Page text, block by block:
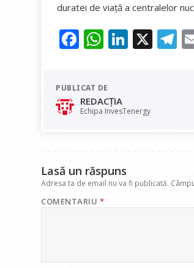
duratei de viaţă a centralelor
F
e
b
o
W
at
s
A
Li
dI
X T
PUBLICAT DE
REDACȚIA
Echipa InvesTenergy
Lasă un răspuns
Adresa ta de email nu va fi publicată.
COMENTARIU *